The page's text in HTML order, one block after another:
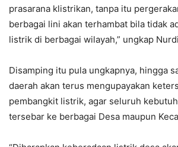
prasarana klistrikan, tanpa itu
berbagai lini akan terhambat bila tidak
listrik di berbagai wilayah,” ungkap
Disamping itu pula ungkapnya, hingga
daerah akan terus mengupayakan
pembangkit listrik, agar seluruh
tersebar ke berbagai Desa maupun